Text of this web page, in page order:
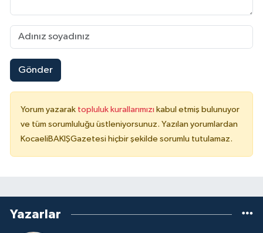
Gönder
Yorum yazarak topluluk kurallarımızı kabul etmiş bulunuyor
ve tüm sorumluluğu üstleniyorsunuz. Yazılan yorumlardan
KocaeliBAKIŞGazetesi hiçbir şekilde sorumlu tutulamaz.
Yazarlar